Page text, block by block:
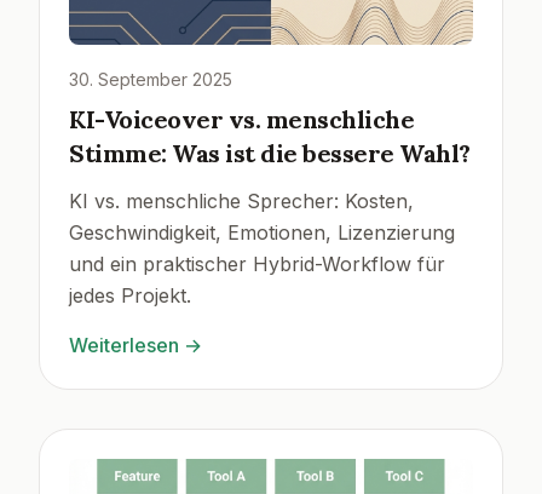
30. September 2025
KI-Voiceover vs. menschliche
Stimme: Was ist die bessere Wahl?
KI vs. menschliche Sprecher: Kosten,
Geschwindigkeit, Emotionen, Lizenzierung
und ein praktischer Hybrid-Workflow für
jedes Projekt.
Weiterlesen →